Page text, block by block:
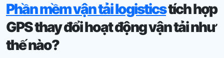
Phần mềm vận tải logisticstích hợp
GPS thay đổi hoạt động vận tải như
thế nào?